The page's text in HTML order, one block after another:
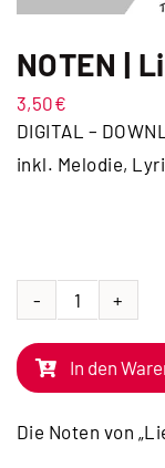
NOTEN |
3,50€
DIGITAL –
inkl. Melodie,
NOTEN
|
Liebe
In den
Die Noten von